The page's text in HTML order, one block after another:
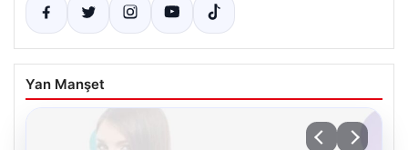
Yan Manşet